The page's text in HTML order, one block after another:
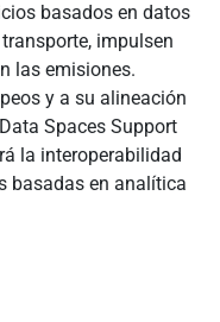
basados en datos
impulsen
las emisiones.
y a su alineación
Spaces Support
la interoperabilidad
basadas en analítica